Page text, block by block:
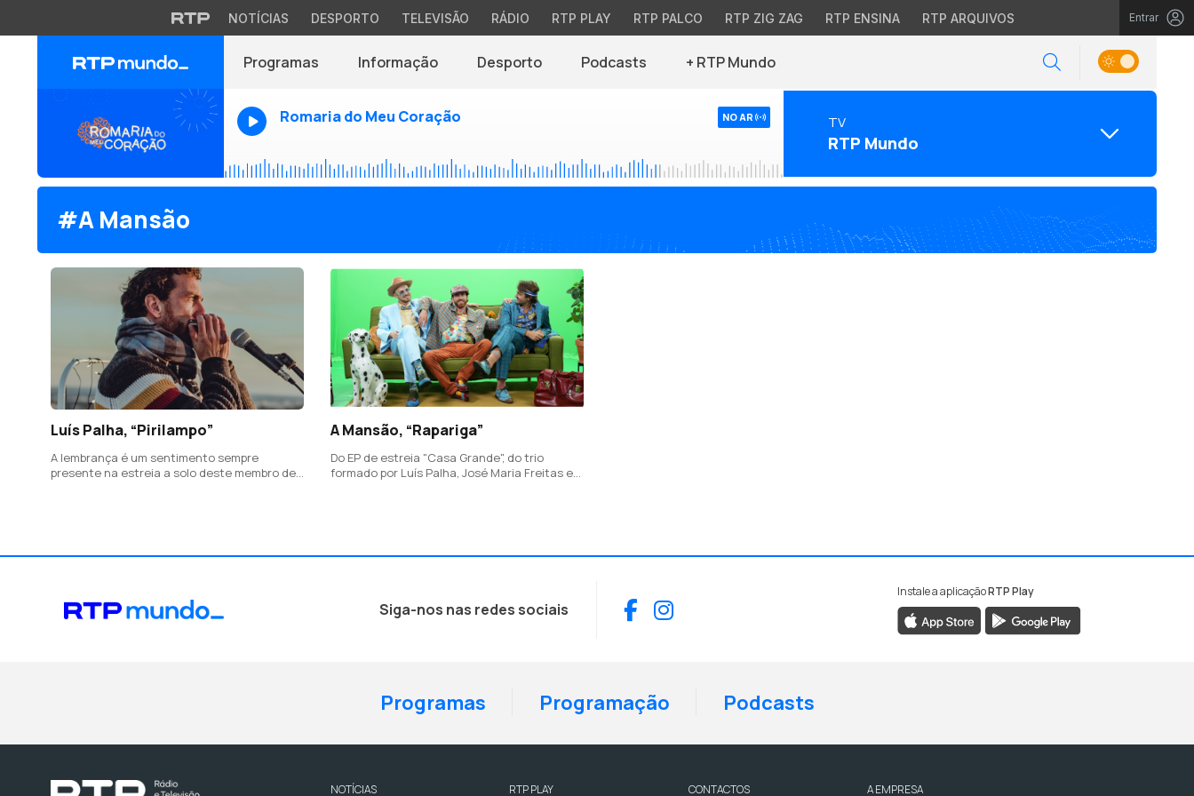
NOTÍCIAS DESPORTO TELEVISÃO RÁDIO RTP PLAY RTP PALCO RTP ZIG ZAG RTP ENSINA RTP ARQUIVOS Entrar
Programas Informação Desporto Podcasts + RTP Mundo
Romaria do Meu Coração NO AR TV
RTP Mundo
#A Mansão
Luís Palha, “Pirilampo”
A lembrança é um sentimento sempre
presente na estreia a solo deste membro de
A Mansão, “Rapariga”
Do EP de estreia "Casa Grande", do trio
formado por Luís Palha, José Maria Freitas e
Siga-nos nas redes sociais Facebook
Instagram
Instale a aplicaçãoRTP Play
Programas Programação Podcasts
NOTÍCIAS RTP PLAY CONTACTOS A EMPRESA